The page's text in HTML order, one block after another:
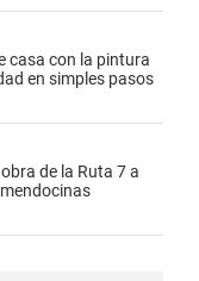
casa con la pintura
en simples pasos
de la Ruta 7 a